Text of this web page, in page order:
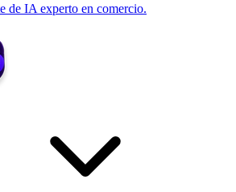
de IA experto en comercio.